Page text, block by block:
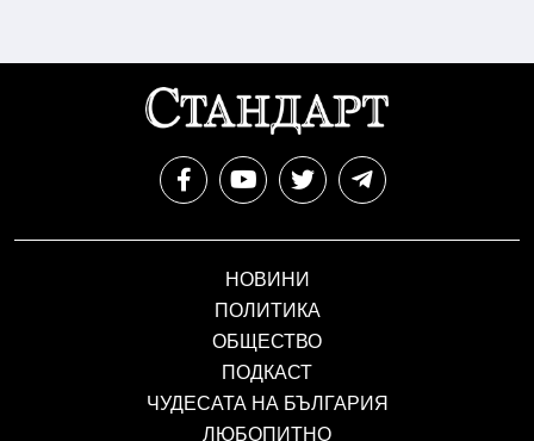
НОВИНИ
ПОЛИТИКА
ОБЩЕСТВО
ПОДКАСТ
ЧУДЕСАТА НА БЪЛГАРИЯ
ЛЮБОПИТНО